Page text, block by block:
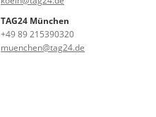
TAG24 München
+49 89 215390320
muenchen@tag24.de